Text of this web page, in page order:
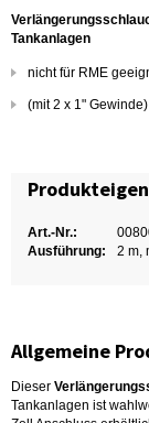
Tankanlagen
nicht für RME
(mit 2 x 1"
Art.-Nr.:
Ausführung:
2 m,
Allgemeine
Dieser
Tankanlagen ist